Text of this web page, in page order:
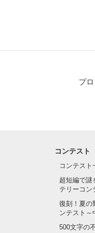
プ
コンテスト
コンテスト
超短編で謎
テリーコン
復刻！夏の
ンテスト～
500文字の